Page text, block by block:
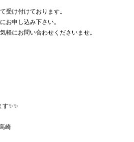
受け付けております。
お申し込み下さい。
軽にお問い合わせくださいませ。
✨✨
崎